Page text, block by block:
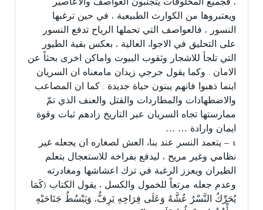
، فجميع المخلوقات يتجنبون العواصف والاعاصير
ويعتبروها من الكوارث الطبيعية ، في حين ترغبها
النسور ، فالعواصف التي تحملها الرياح تدفع النسور
على التحليق في الاجواء العالية ، بعكس بقية الطيور
التي تلجأ للاشجار وثقوب البيوت واماكن اخرى بحثاً عن
الامان . وكما يقول جرجي زيدان مامعناه ان السريان
اينما ذهبوا فانهم يبنون حياة جديدة . كما ان المصاعب
والاضطهادات والمطاردات والقتل والعنف الذي تمّ
ممارستها تجاه السريان عبر التاريخ زادهم ثبات وقوة
ايمان وارادة … …
٤ – يتعمد النسر عند بناء العش لصغاره ان يجعله غير
نظامي وغير مريح ، ليدفع بفراخه للاستعجال بتعلم
الطيران ويعزز الرغبة في ترك اعشاشها ومغادرته
وعدم جعله مرتعاً للخمول والكسل ، يقول الكتاب (كَمَا
يُحَرِّكُ النَّسْرُ عُشَّهُ وَعَلَى فِرَاخِهِ يَرِفُّ، وَيَبْسُطُ جَنَاحَيْهِ